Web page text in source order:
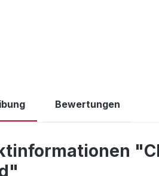
Bewertungen